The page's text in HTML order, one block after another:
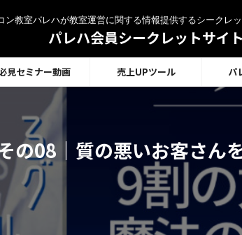
ン教室パレハが教室運営に関する情報提供するシークレ
パレハ会員シークレットサイト
見セミナー動画 売上UPツール パ
08｜質の悪いお客さん